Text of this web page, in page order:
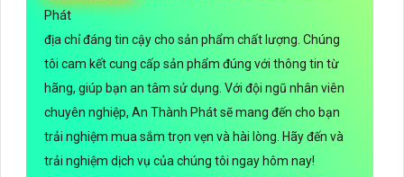
Phát
địa chỉ đáng tin cậy cho sản phẩm chất lượng. Chúng
tôi cam kết cung cấp sản phẩm đúng với thông tin từ
hãng, giúp bạn an tâm sử dụng. Với đội ngũ nhân viên
chuyên nghiệp, An Thành Phát sẽ mang đến cho bạn
trải nghiệm mua sắm trọn vẹn và hài lòng. Hãy đến và
trải nghiệm dịch vụ của chúng tôi ngay hôm nay!